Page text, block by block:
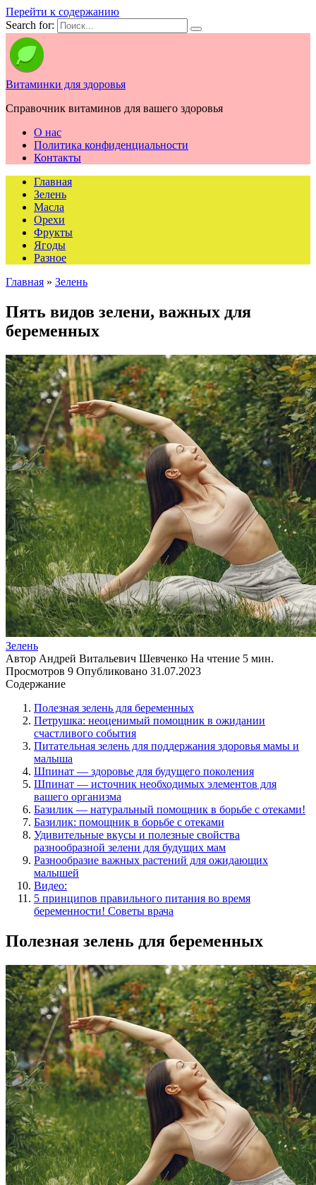
Перейти к содержанию
Search for:
Витаминки для здоровья
Справочник витаминов для вашего здоровья
О нас
Политика конфиденциальности
Контакты
Главная
Зелень
Масла
Орехи
Фрукты
Ягоды
Разное
Главная » Зелень
Пять видов зелени, важных для
беременных
Зелень
Автор Андрей Витальевич Шевченко На чтение 5 мин.
Просмотров 9 Опубликовано 31.07.2023
Содержание
Полезная зелень для беременных
Петрушка: неоценимый помощник в ожидании
счастливого события
Питательная зелень для поддержания здоровья мамы и
малыша
Шпинат — здоровье для будущего поколения
Шпинат — источник необходимых элементов для
вашего организма
Базилик — натуральный помощник в борьбе с отеками!
Базилик: помощник в борьбе с отеками
Удивительные вкусы и полезные свойства
разнообразной зелени для будущих мам
Разнообразие важных растений для ожидающих
малышей
Видео:
5 принципов правильного питания во время
беременности! Советы врача
Полезная зелень для беременных